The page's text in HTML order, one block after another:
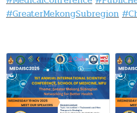
#GreaterMekongSubregion